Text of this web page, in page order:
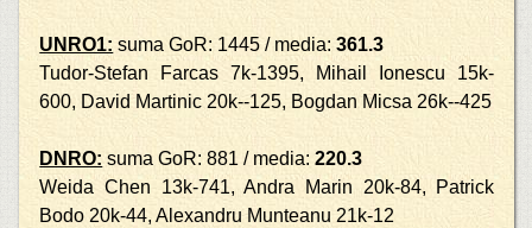
UNRO1: suma GoR: 1445 / media:361.3
Tudor-Stefan Farcas 7k-1395, Mihail Ionescu 15k-
600, David Martinic 20k--125, Bogdan Micsa 26k--425
DNRO: suma GoR: 881 / media:220.3
Weida Chen 13k-741, Andra Marin 20k-84, Patrick
Bodo 20k-44, Alexandru Munteanu 21k-12